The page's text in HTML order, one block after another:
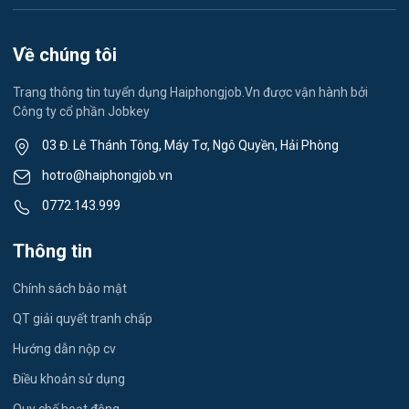
Lái xe
Tiếng Nhật
Du lịch
Công nhân
Thời Vụ
Việc làm Nam Đồng
Việc làm Tân Hưng
Việc làm Ái Quốc
Việc làm Chu Văn An
Về chúng tôi
Trang thông tin tuyển dụng Haiphongjob.Vn được vận hành bởi
Công ty cổ phần Jobkey
03 Đ. Lê Thánh Tông, Máy Tơ, Ngô Quyền, Hải Phòng
hotro@haiphongjob.vn
0772.143.999
Thông tin
Chính sách bảo mật
QT giải quyết tranh chấp
Hướng dẫn nộp cv
Điều khoản sử dụng